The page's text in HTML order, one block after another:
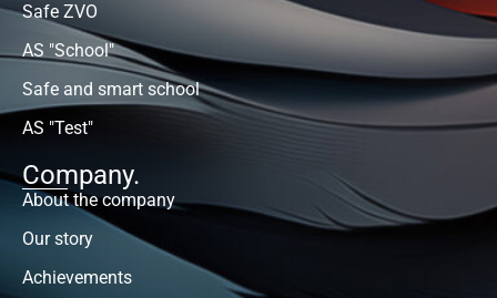
Safe ZVO
AS "School"
Safe and smart school
AS "Test"
Company.
About the company
Our story
Achievements